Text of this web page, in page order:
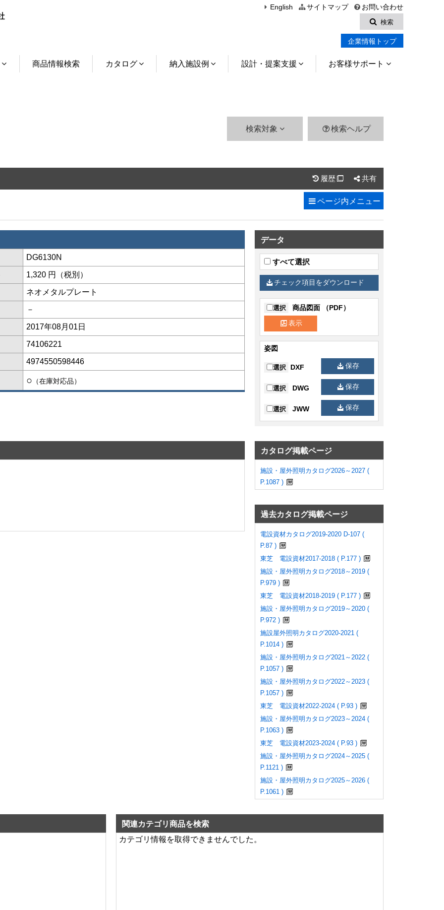
English サイトマップ
お問い合わせ
検索
企業情報トップ
商品情報検索 カタログ 納入施設例 設計・提案支援 お客様サポート
検索対象 検索ヘルプ
履歴  共有
ページ内 メニュー
DG6130N
1,320 円（税別）
ネオメタルプレート
－
2017年08月01日
74106221
4974550598446
○ （在庫対応品）
データ
すべて選択
チェック項目をダウンロード
選択 商品図面 （PDF）
表示
姿図
選択 DXF 保存
選択 DWG 保存
選択 JWW 保存
カタログ掲載ページ
施設・屋外照明カタログ2026～2027 (
P.1087 )
過去カタログ掲載ページ
電設資材カタログ2019-2020 D-107 (
P.87 )
東芝 電設資材2017-2018 ( P.177 )
施設・屋外照明カタログ2018～2019 (
P.979 )
東芝 電設資材2018-2019 ( P.177 )
施設・屋外照明カタログ2019～2020 (
P.972 )
施設屋外照明カタログ2020-2021 (
P.1014 )
施設・屋外照明カタログ2021～2022 (
P.1057 )
施設・屋外照明カタログ2022～2023 (
P.1057 )
東芝 電設資材2022-2024 ( P.93 )
施設・屋外照明カタログ2023～2024 (
P.1063 )
東芝 電設資材2023-2024 ( P.93 )
施設・屋外照明カタログ2024～2025 (
P.1121 )
施設・屋外照明カタログ2025～2026 (
P.1061 )
関連カテゴリ商品を検索
カテゴリ情報を取得できませんでした。